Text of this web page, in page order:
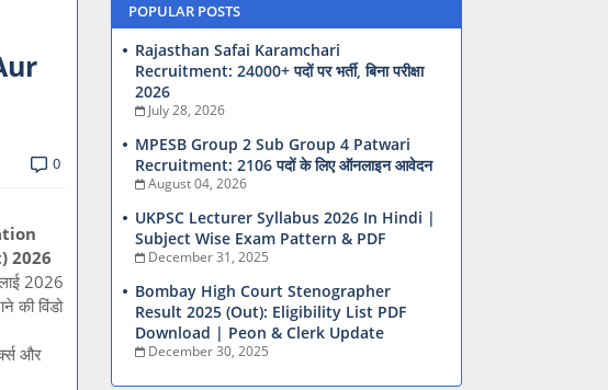
0
2026
2026
की विंडो
और
POPULAR POSTS
Rajasthan Safai Karamchari
Recruitment: 24000+ पदों पर भर्ती, बिना परीक्षा
2026
July 28, 2026
MPESB Group 2 Sub Group 4 Patwari
Recruitment: 2106 पदों के लिए ऑनलाइन आवेदन
August 04, 2026
UKPSC Lecturer Syllabus 2026 In Hindi |
Subject Wise Exam Pattern & PDF
December 31, 2025
Bombay High Court Stenographer
Result 2025 (Out): Eligibility List PDF
Download | Peon & Clerk Update
December 30, 2025